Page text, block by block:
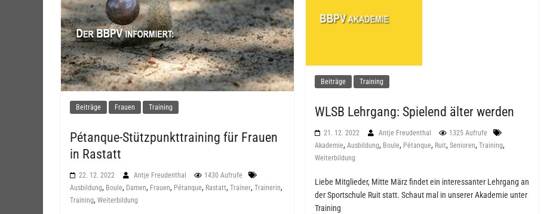
Beiträge Frauen Training
Pétanque-Stützpunkttraining für Frauen
in Rastatt
22. 12. 2022 Antje Freudenthal
1430 Aufrufe
Ausbildung, Boule, Damen, Frauen, Pétanque, Rastatt, Trainer, Trainerin,
Training, Weiterbildung
Beiträge Training
WLSB Lehrgang: Spielend älter werden
21. 12. 2022 Antje Freudenthal
1325 Aufrufe
Akademie,Ausbildung, Boule, Pétanque, Ruit,Senioren,Training,
Weiterbildung
Liebe Mitglieder, Mitte März findet ein interessanter Lehrgang an
der Sportschule Ruit statt. Schaut mal in unserer Akademie unter
Training